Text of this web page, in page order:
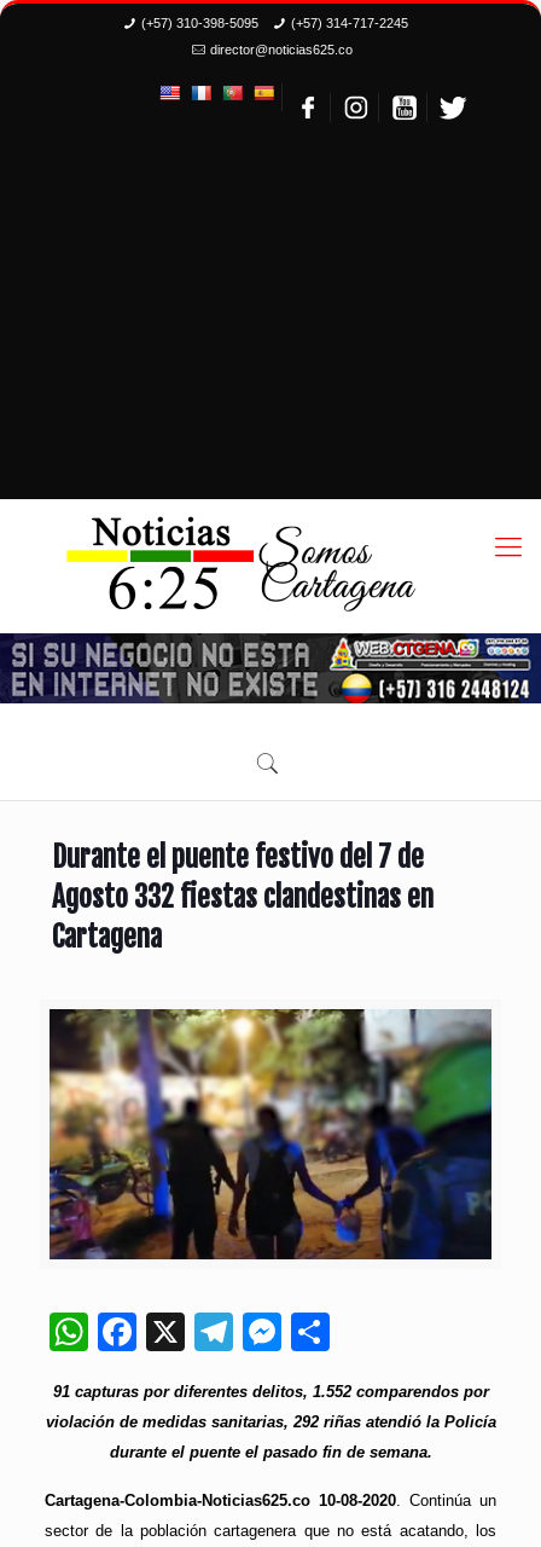
(+57) 310-398-5095
(+57) 314-717-2245
director@noticias625.co
Durante el puente festivo del 7 de
Agosto 332 fiestas clandestinas en
Cartagena
WhatsApp
Facebook
X Telegram
Messenger
91 capturas por diferentes delitos, 1.552 comparendos por
violación de medidas sanitarias, 292 riñas atendió la Policía
durante el puente el pasado fin de semana.
Cartagena-Colombia-Noticias625.co 10-08-2020. Continúa un
sector de la población cartagenera que no está acatando, los